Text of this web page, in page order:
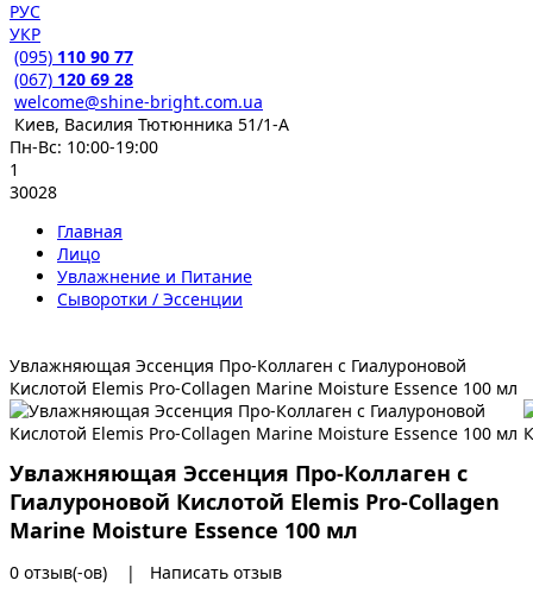
РУС
УКР
(095) 110 90 77
(067) 120 69 28
welcome@shine-bright.com.ua
Киев, Василия Тютюнника 51/1-А
Пн-Вс: 10:00-19:00
1
30028
Главная
Лицо
Увлажнение и Питание
Сыворотки / Эссенции
Увлажняющая Эссенция Про-Коллаген с Гиалуроновой
Кислотой Elemis Pro-Collagen Marine Moisture Essence 100 мл
Увлажняющая Эссенция Про-Коллаген с
Гиалуроновой Кислотой Elemis Pro-Collagen
Marine Moisture Essence 100 мл
0 отзыв(-ов) | Написать отзыв